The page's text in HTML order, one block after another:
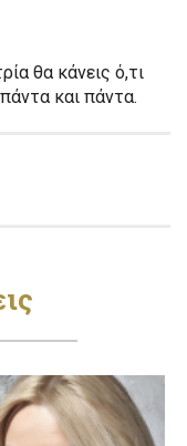
θα κάνεις ό,τι
και πάντα.